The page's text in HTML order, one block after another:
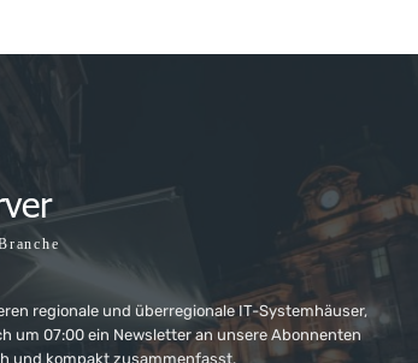
regionale und überregionale IT-Systemhäuser,
um 07:00 ein Newsletter an unsere Abonnenten
und kompakt zusammenfasst.